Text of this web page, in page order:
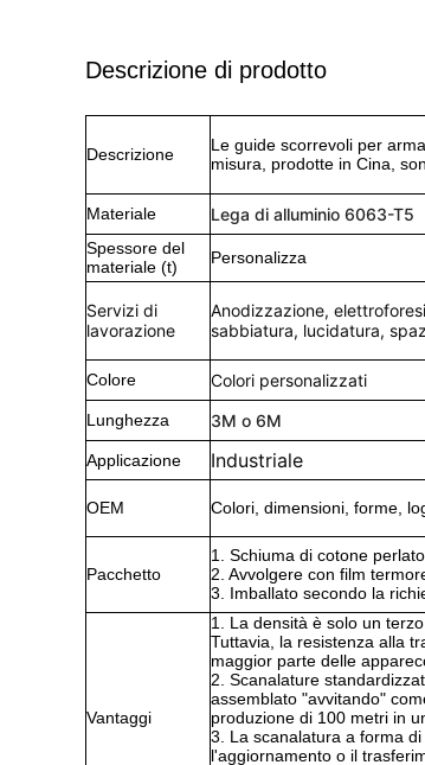
Descrizione di prodotto
Descrizione
Le guide scorrevoli per
misura, prodotte in Cina,
Materiale Lega di alluminio 6063-T5
Spessore del
materiale (t)
Personalizza
Servizi di
lavorazione
Anodizzazione,
sabbiatura, lucidatura,
Colore Colori personalizzati
Lunghezza 3M o 6M
Applicazione Industriale
OEM Colori, dimensioni, forme,
Pacchetto
1. Schiuma di cotone
2. Avvolgere con film
3. Imballato secondo la
Vantaggi
1. La densità è solo un
Tuttavia, la resistenza alla
maggior parte delle
2. Scanalature
assemblato "avvitando"
produzione di 100 metri in
3. La scanalatura a forma
l'aggiornamento o il